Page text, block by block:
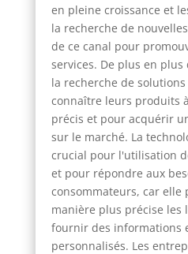
en pleine croissance et
la recherche de
de ce canal pour
services. De plus en
la recherche de
connaître leurs produits
précis et pour acquérir
sur le marché. La
crucial pour l'utilisation
et pour répondre aux
consommateurs, car elle
manière plus précise les
fournir des informations
personnalisés. Les